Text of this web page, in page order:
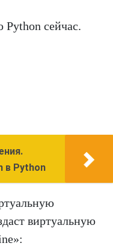
сейчас.
в Python
виртуальную